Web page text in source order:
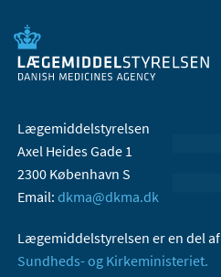
Lægemiddelstyrelsen
Axel Heides Gade 1
2300 København S
Email: dkma@dkma.dk
Lægemiddelstyrelsen er en del af
Sundheds- og Kirkeministeriet.